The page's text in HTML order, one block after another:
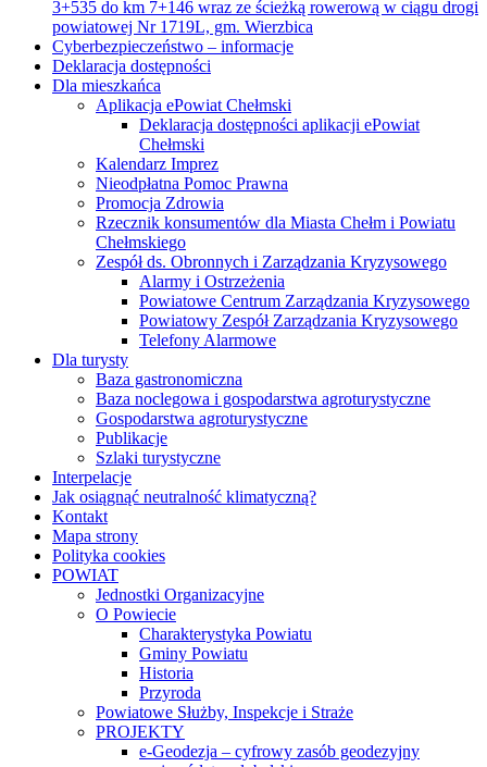
3+535 do km 7+146 wraz ze ścieżką rowerową w ciągu drogi
powiatowej Nr 1719L, gm. Wierzbica
Cyberbezpieczeństwo – informacje
Deklaracja dostępności
Dla mieszkańca
Aplikacja ePowiat Chełmski
Deklaracja dostępności aplikacji ePowiat
Chełmski
Kalendarz Imprez
Nieodpłatna Pomoc Prawna
Promocja Zdrowia
Rzecznik konsumentów dla Miasta Chełm i Powiatu
Chełmskiego
Zespół ds. Obronnych i Zarządzania Kryzysowego
Alarmy i Ostrzeżenia
Powiatowe Centrum Zarządzania Kryzysowego
Powiatowy Zespół Zarządzania Kryzysowego
Telefony Alarmowe
Dla turysty
Baza gastronomiczna
Baza noclegowa i gospodarstwa agroturystyczne
Gospodarstwa agroturystyczne
Publikacje
Szlaki turystyczne
Interpelacje
Jak osiągnąć neutralność klimatyczną?
Kontakt
Mapa strony
Polityka cookies
POWIAT
Jednostki Organizacyjne
O Powiecie
Charakterystyka Powiatu
Gminy Powiatu
Historia
Przyroda
Powiatowe Służby, Inspekcje i Straże
PROJEKTY
e-Geodezja – cyfrowy zasób geodezyjny